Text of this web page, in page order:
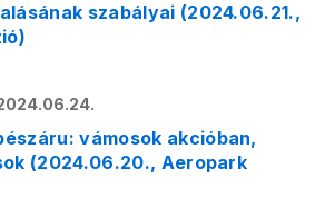
szabályai (2024.06.21.,
vámosok akcióban,
(2024.06.20., Aeropark